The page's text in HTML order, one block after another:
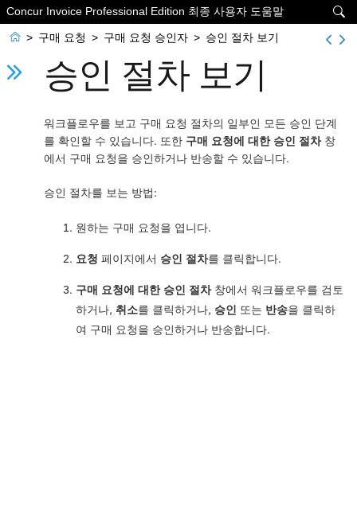

Concur Invoice Professional Edition 최종 사용자 도움말
 > 구매 요청 > 구매 요청 승인자 > 승인 절차 보기
승인 절차 보기
워크플로우를 보고 구매 요청 절차의 일부인 모든 승인 단계
를 확인할 수 있습니다. 또한 구매 요청에 대한 승인 절차창
에서 구매 요청을 승인하거나 반송할 수 있습니다.
승인 절차를 보는 방법:
원하는 구매 요청을 엽니다.
요청 페이지에서 승인 절차를 클릭합니다.
구매 요청에 대한 승인 절차창에서 워크플로우를 검토
하거나, 취소를 클릭하거나, 승인 또는 반송을 클릭하
여 구매 요청을 승인하거나 반송합니다.